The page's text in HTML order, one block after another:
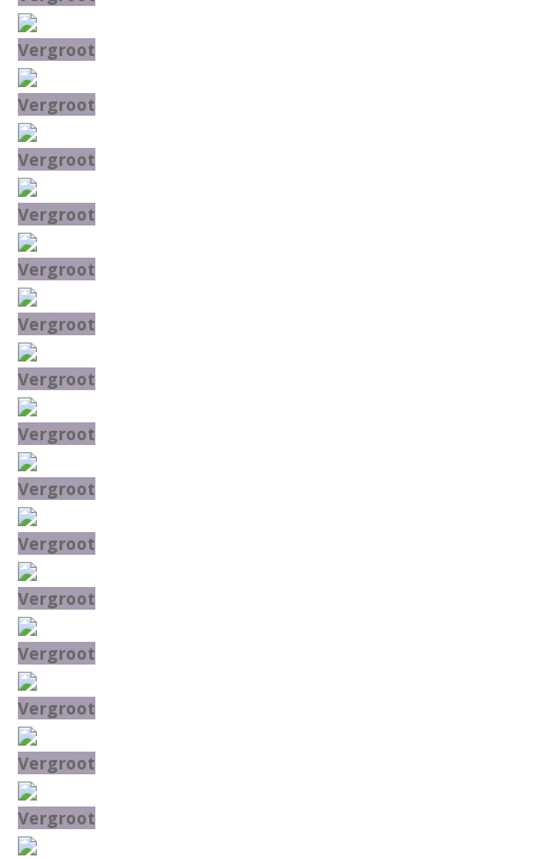
Vergroot
Vergroot
Vergroot
Vergroot
Vergroot
Vergroot
Vergroot
Vergroot
Vergroot
Vergroot
Vergroot
Vergroot
Vergroot
Vergroot
Vergroot